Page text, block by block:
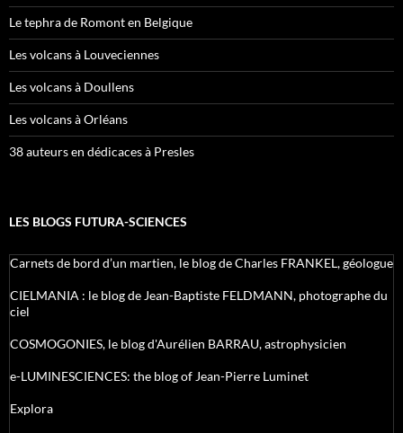
Le tephra de Romont en Belgique
Les volcans à Louveciennes
Les volcans à Doullens
Les volcans à Orléans
38 auteurs en dédicaces à Presles
LES BLOGS FUTURA-SCIENCES
Carnets de bord d’un martien, le blog de Charles FRANKEL, géologue
CIELMANIA : le blog de Jean-Baptiste FELDMANN, photographe du
ciel
COSMOGONIES, le blog d'Aurélien BARRAU, astrophysicien
e-LUMINESCIENCES: the blog of Jean-Pierre Luminet
Explora